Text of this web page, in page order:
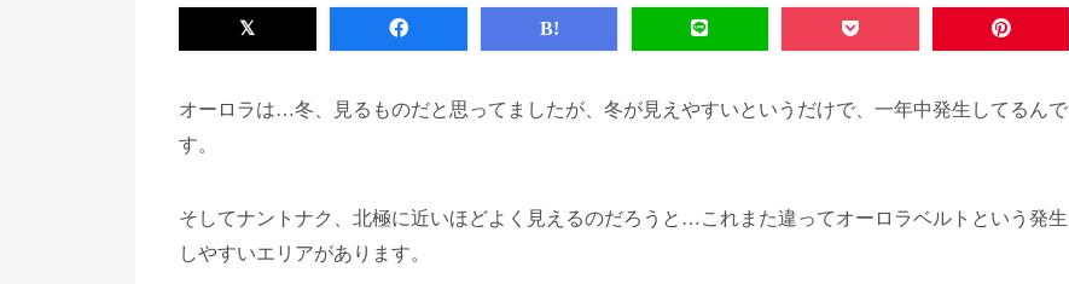
B!
オーロラは…冬、見るものだと思ってましたが、冬が見えやすいというだけで、一年中発生してるんで
す。
そしてナントナク、北極に近いほどよく見えるのだろうと…これまた違ってオーロラベルトという発生
しやすいエリアがあります。